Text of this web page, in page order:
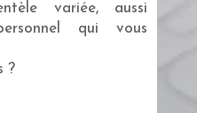
variée, aussi
qui vous
?